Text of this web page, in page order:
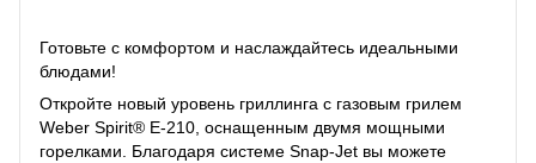
Готовьте с комфортом и наслаждайтесь идеальными
блюдами!
Откройте новый уровень гриллинга с газовым грилем
Weber Spirit® E-210, оснащенным двумя мощными
горелками. Благодаря системе Snap-Jet вы можете